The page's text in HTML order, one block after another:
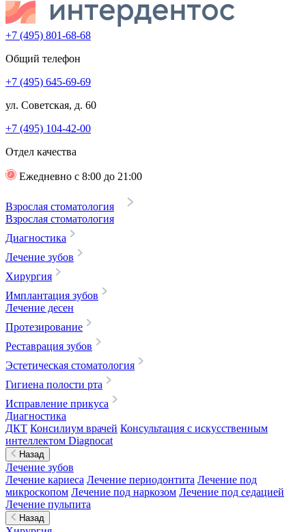
+7 (495) 801-68-68
Общий телефон
+7 (495) 645-69-69
ул. Советская, д. 60
+7 (495) 104-42-00
Отдел качества
Ежедневно с 8:00 до 21:00
Взрослая стоматология
Взрослая стоматология
Диагностика
Лечение зубов
Хирургия
Имплантация зубов
Лечение десен
Протезирование
Реставрация зубов
Эстетическая стоматология
Гигиена полости рта
Исправление прикуса
Диагностика
ДКТ Консилиум врачей Консультация с искусственным
интеллектом Diagnocat
Назад
Лечение зубов
Лечение кариеса Лечение периодонтита Лечение под
микроскопом Лечение под наркозом Лечение под седацией
Лечение пульпита
Назад